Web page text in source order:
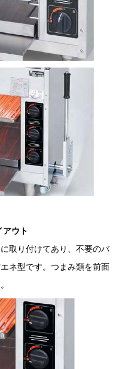
アウト
取り付けてあり、不要のバ
ネ型です。つまみ類を前面